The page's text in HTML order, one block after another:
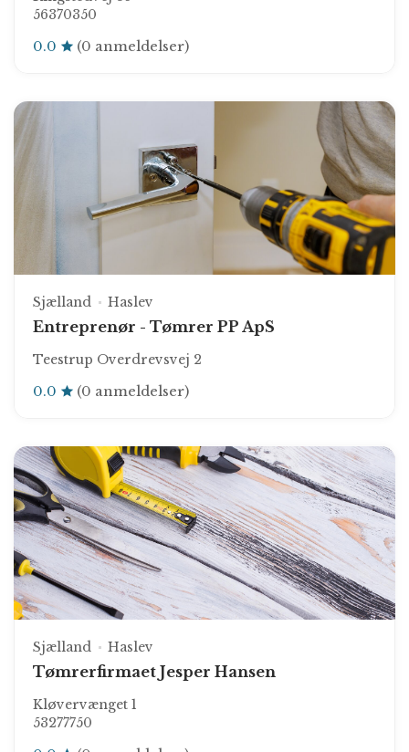
56370350
0.0 (0 anmeldelser)
Sjælland Haslev
Entreprenør - Tømrer PP ApS
Teestrup Overdrevsvej 2
0.0 (0 anmeldelser)
Sjælland Haslev
Tømrerfirmaet Jesper Hansen
Kløvervænget 1
53277750